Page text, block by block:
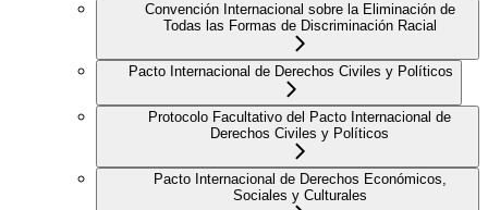
Convención Internacional sobre la Eliminación de
Todas las Formas de Discriminación Racial
Pacto Internacional de Derechos Civiles y Políticos
Protocolo Facultativo del Pacto Internacional de
Derechos Civiles y Políticos
Pacto Internacional de Derechos Económicos,
Sociales y Culturales